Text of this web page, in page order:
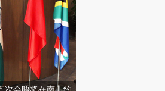
次会晤将在南非约